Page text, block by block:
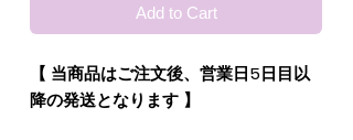
Add to Cart
【 当商品はご注文後、営業日5日目以
降の発送となります 】